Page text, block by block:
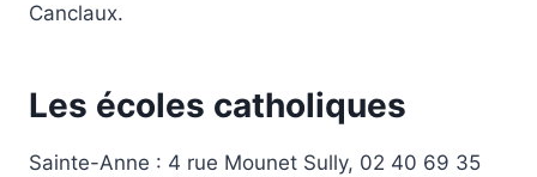
Canclaux.
Les écoles catholiques
Sainte-Anne : 4 rue Mounet Sully, 02 40 69 35